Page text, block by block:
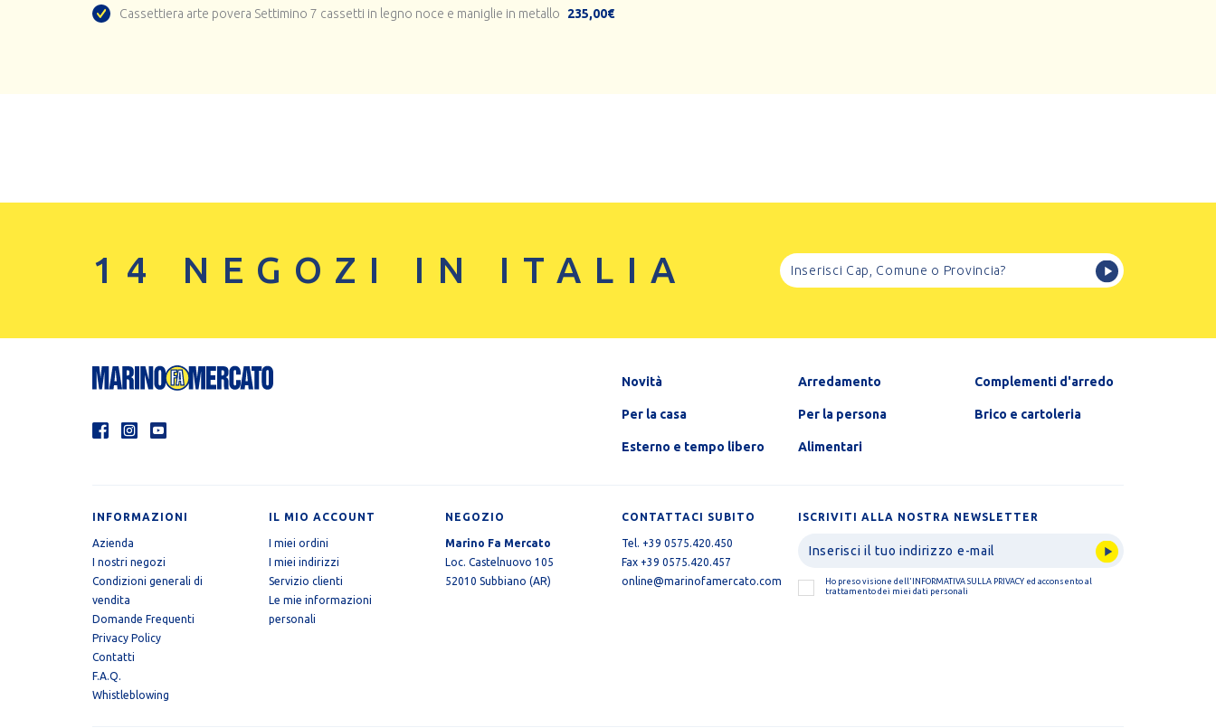
Cassettiera arte povera Settimino 7 cassetti in legno noce e maniglie in metallo
235,00€
14 NEGOZI IN ITALIA
Novità Arredamento Complementi d'arredo
Per la casa Per la persona Brico e cartoleria
Esterno e tempo libero Alimentari
INFORMAZIONI
Azienda
I nostri negozi
Condizioni generali di
vendita
Domande Frequenti
Privacy Policy
Contatti
F.A.Q.
Whistleblowing
IL MIO ACCOUNT
I miei ordini
I miei indirizzi
Servizio clienti
Le mie informazioni
personali
NEGOZIO
Marino Fa Mercato
Loc. Castelnuovo 105
52010 Subbiano (AR)
CONTATTACI SUBITO
Tel. +39 0575.420.450
Fax +39 0575.420.457
online@marinofamercato.com
ISCRIVITI ALLA NOSTRA NEWSLETTER
Ho preso visione dell' INFORMATIVA SULLA PRIVACY ed acconsento al
trattamento dei miei dati personali